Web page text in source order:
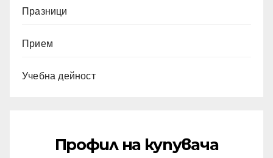
Празници
Прием
Учебна дейност
Профил на купувача